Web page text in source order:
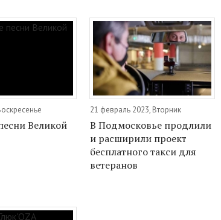
Великой
21 февраль 2023, Вторник
В Подмосковье продлили
и расширили проект
бесплатного такси для
ветеранов